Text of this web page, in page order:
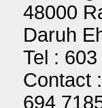
48000
Daruh
Tel :
Contact
694